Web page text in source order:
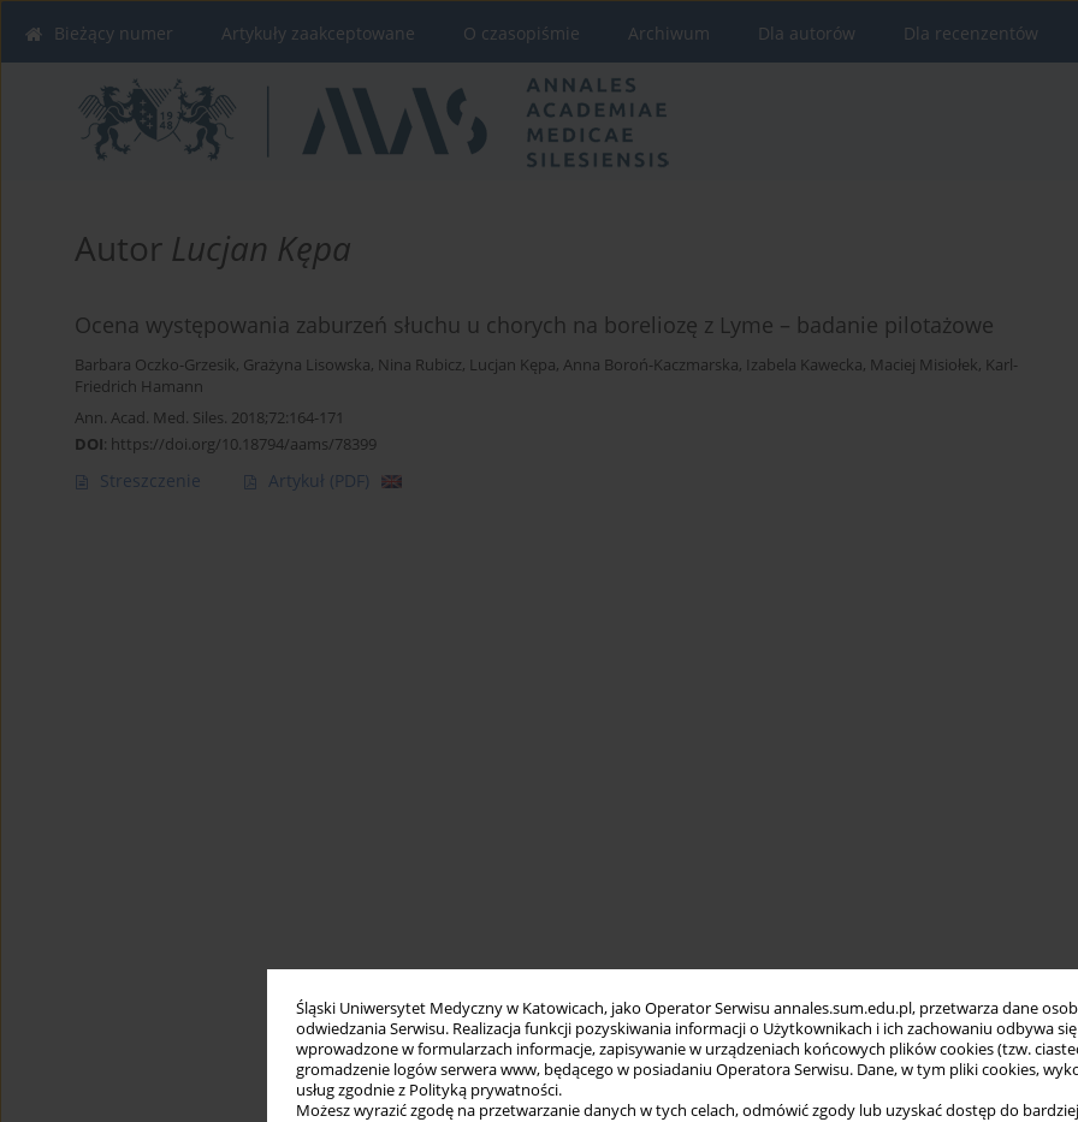
Śląski Uniwersytet Medyczny w Katowicach, jako Operator Serwisu annales.sum.edu.pl, przetwarza dane
odwiedzania Serwisu. Realizacja funkcji pozyskiwania informacji o Użytkownikach i ich zachowaniu odbywa
wprowadzone w formularzach informacje, zapisywanie w urządzeniach końcowych plików cookies (tzw.
gromadzenie logów serwera www, będącego w posiadaniu Operatora Serwisu. Dane, w tym pliki cookies,
usług zgodnie z Polityką prywatności.
Możesz wyrazić zgodę na przetwarzanie danych w tych celach, odmówić zgody lub uzyskać dostęp do
Bieżący numer Artykuły zaakceptowane O czasopiśmie Archiwum Dla autorów Dla recenzentów
Autor Lucjan Kępa
Ocena występowania zaburzeń słuchu u chorych na boreliozę z Lyme – badanie pilotażowe
Barbara Oczko-Grzesik, Grażyna Lisowska, Nina Rubicz, Lucjan Kępa, Anna Boroń-Kaczmarska, Izabela Kawecka, Maciej Misiołek, Karl-
Friedrich Hamann
Ann. Acad. Med. Siles. 2018;72:164-171
DOI: https://doi.org/10.18794/aams/78399
Streszczenie Artykuł (PDF)